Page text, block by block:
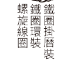
螺旋線圈鐵圈環裝鐵圈掛曆裝